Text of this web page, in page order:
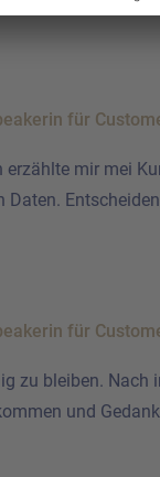
mir mei
bleiben. Nach
und